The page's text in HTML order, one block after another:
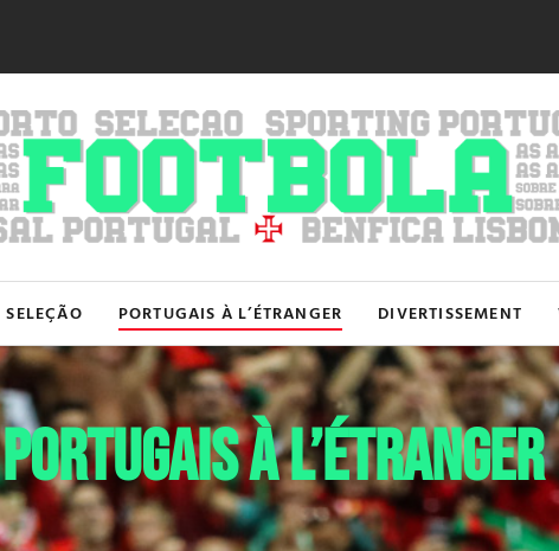
SELEÇÃO PORTUGAIS À L’ÉTRANGER DIVERTISSEMENT
PORTUGAIS À L’ÉTRANGER